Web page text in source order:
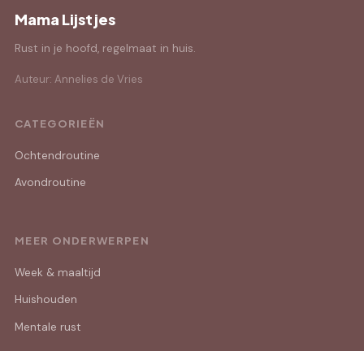
Mama Lijstjes
Rust in je hoofd, regelmaat in huis.
Auteur: Annelies de Vries
CATEGORIEËN
Ochtendroutine
Avondroutine
MEER ONDERWERPEN
Week & maaltijd
Huishouden
Mentale rust